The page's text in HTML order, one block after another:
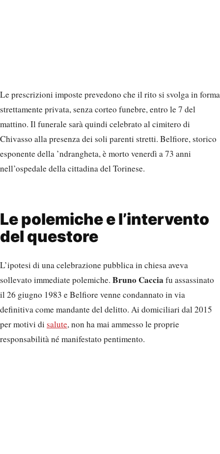
Le prescrizioni imposte prevedono che il rito si svolga in forma
strettamente privata, senza corteo funebre, entro le 7 del
mattino. Il funerale sarà quindi celebrato al cimitero di
Chivasso alla presenza dei soli parenti stretti. Belfiore, storico
esponente della ’ndrangheta, è morto venerdì a 73 anni
nell’ospedale della cittadina del Torinese.
Le polemiche e l’intervento
del questore
L’ipotesi di una celebrazione pubblica in chiesa aveva
sollevato immediate polemiche. Bruno Caccia fu assassinato
il 26 giugno 1983 e Belfiore venne condannato in via
definitiva come mandante del delitto. Ai domiciliari dal 2015
per motivi di salute, non ha mai ammesso le proprie
responsabilità né manifestato pentimento.